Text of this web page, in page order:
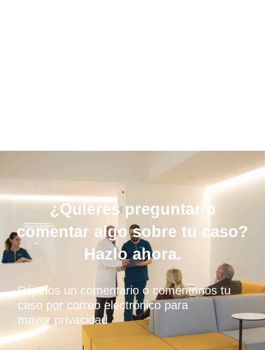
¿Quieres preguntar o
comentar algo sobre tu caso?
Hazlo ahora.
Déjanos un comentario o coméntanos tu
caso por correo electrónico para
mayor privacidad